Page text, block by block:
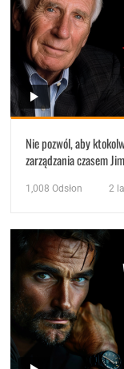
Nie pozwól, aby
zarządzania czasem
1,008 Odsłon 2